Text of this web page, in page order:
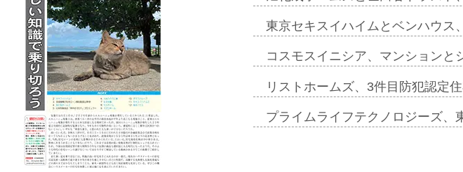
東京セキスイハイムとベンハウス
コスモスイニシア、マンション
リストホームズ、3件目防犯認定
プライムライフテクノロジーズ